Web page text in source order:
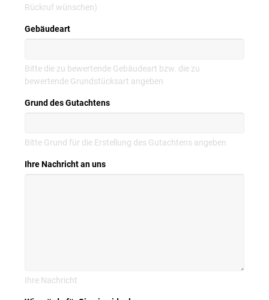
Rückruf wünschen)
Gebäudeart
Bitte die zu bewertende Gebäudeart bzw. die zu
bewertende Grundstücksart angeben
Grund des Gutachtens
Bitte Grund für die Erstellung des Gutachtens angeben
Ihre Nachricht an uns
Ihre Nachricht